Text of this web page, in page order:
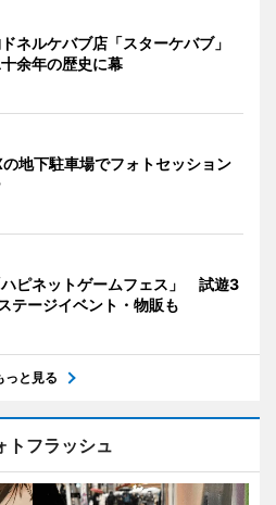
ネルケバブ店「スターケバブ」
余年の歴史に幕
地下駐車場でフォトセッション
ピネットゲームフェス」 試遊3
テージイベント・物販も
っと見る
トフラッシュ